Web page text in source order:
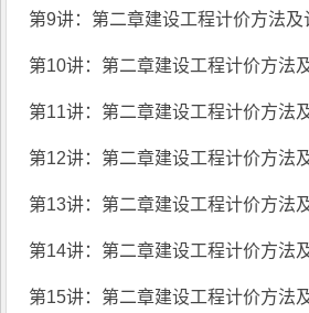
第9讲：第二章建设工程计价方法及
第10讲：第二章建设工程计价方法
第11讲：第二章建设工程计价方法
第12讲：第二章建设工程计价方法
第13讲：第二章建设工程计价方法
第14讲：第二章建设工程计价方法
第15讲：第二章建设工程计价方法